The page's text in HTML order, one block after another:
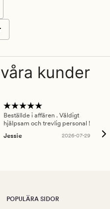
kunder
Beställde i affären . Väldigt
hjälpsam och trevlig personal !
Jessie
2026-07-29
POPULÄRA SIDOR